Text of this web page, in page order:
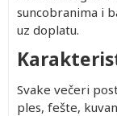
suncobranima i
uz doplatu.
Svake večeri
ples, fešte,